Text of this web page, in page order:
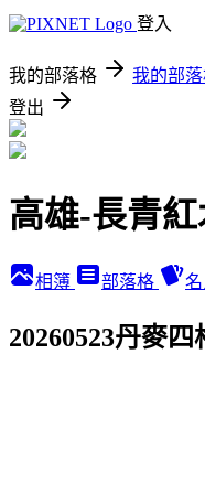
登入
我的部落格 我的部
登出
高雄-長青
相簿 部落格 名
20260523丹麥